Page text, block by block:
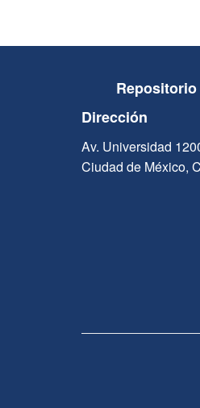
Dirección
Av. Universidad
Ciudad de México,